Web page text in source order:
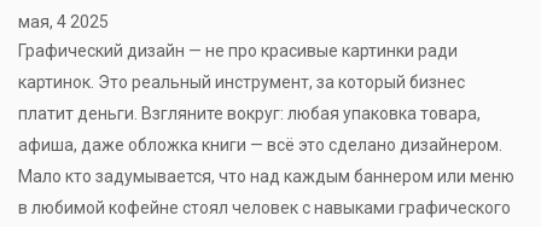
мая, 4 2025
Графический дизайн — не про красивые картинки ради
картинок. Это реальный инструмент, за который бизнес
платит деньги. Взгляните вокруг: любая упаковка товара,
афиша, даже обложка книги — всё это сделано дизайнером.
Мало кто задумывается, что над каждым баннером или меню
в любимой кофейне стоял человек с навыками графического